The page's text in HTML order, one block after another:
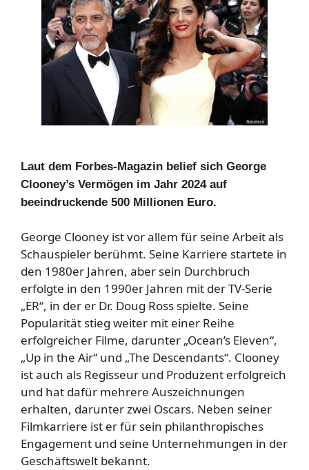
Laut dem Forbes-Magazin belief sich George
Clooney’s Vermögen im Jahr 2024 auf
beeindruckende 500 Millionen Euro.
George Clooney ist vor allem für seine Arbeit als
Schauspieler berühmt. Seine Karriere startete in
den 1980er Jahren, aber sein Durchbruch
erfolgte in den 1990er Jahren mit der TV-Serie
„ER“, in der er Dr. Doug Ross spielte. Seine
Popularität stieg weiter mit einer Reihe
erfolgreicher Filme, darunter „Ocean’s Eleven“,
„Up in the Air“ und „The Descendants“. Clooney
ist auch als Regisseur und Produzent erfolgreich
und hat dafür mehrere Auszeichnungen
erhalten, darunter zwei Oscars. Neben seiner
Filmkarriere ist er für sein philanthropisches
Engagement und seine Unternehmungen in der
Geschäftswelt bekannt.